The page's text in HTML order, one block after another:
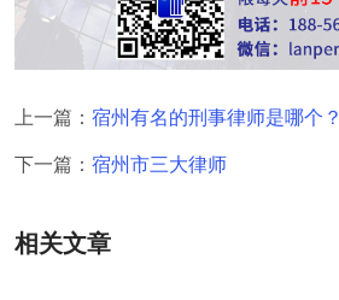
上一篇： 宿州有名的刑事律师是哪个？
下一篇： 宿州市三大律师
相关文章